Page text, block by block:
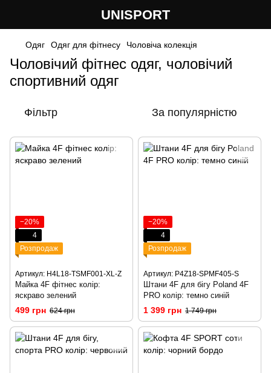
UNISPORT
Одяг Одяг для фітнесу Чоловіча колекція
Чоловічий фітнес одяг, чоловічий
спортивний одяг
Фільтр За популярністю
−20%
4
Розпродаж
Артикул: H4L18-TSMF001-XL-Z
Майка 4F фітнес колір:
яскраво зелений
499 грн 624 грн
−20%
4
Розпродаж
Артикул: P4Z18-SPMF405-S
Штани 4F для бігу Poland 4F
PRO колір: темно синій
1 399 грн 1 749 грн